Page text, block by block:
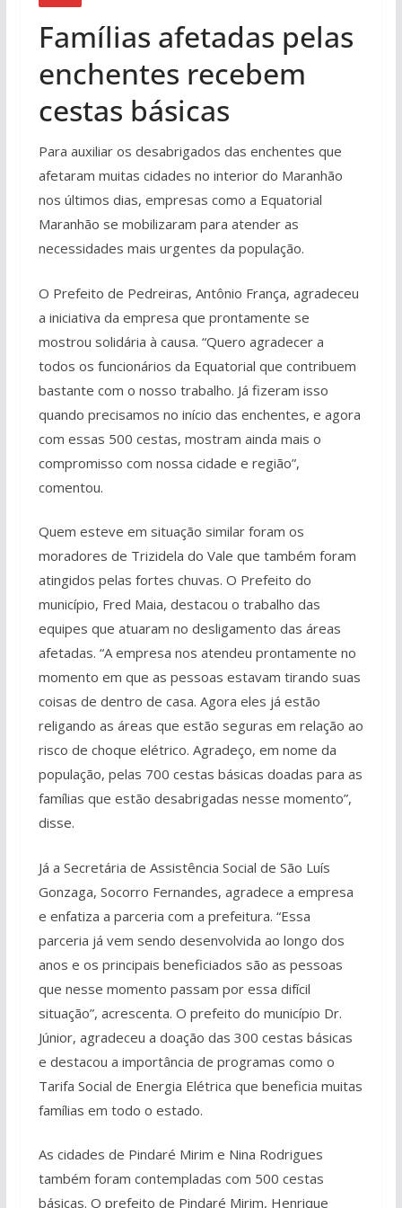
Famílias afetadas pelas
enchentes recebem
cestas básicas
Para auxiliar os desabrigados das enchentes que
afetaram muitas cidades no interior do Maranhão
nos últimos dias, empresas como a Equatorial
Maranhão se mobilizaram para atender as
necessidades mais urgentes da população.
O Prefeito de Pedreiras, Antônio França, agradeceu
a iniciativa da empresa que prontamente se
mostrou solidária à causa. “Quero agradecer a
todos os funcionários da Equatorial que contribuem
bastante com o nosso trabalho. Já fizeram isso
quando precisamos no início das enchentes, e agora
com essas 500 cestas, mostram ainda mais o
compromisso com nossa cidade e região”,
comentou.
Quem esteve em situação similar foram os
moradores de Trizidela do Vale que também foram
atingidos pelas fortes chuvas. O Prefeito do
município, Fred Maia, destacou o trabalho das
equipes que atuaram no desligamento das áreas
afetadas. “A empresa nos atendeu prontamente no
momento em que as pessoas estavam tirando suas
coisas de dentro de casa. Agora eles já estão
religando as áreas que estão seguras em relação ao
risco de choque elétrico. Agradeço, em nome da
população, pelas 700 cestas básicas doadas para as
famílias que estão desabrigadas nesse momento”,
disse.
Já a Secretária de Assistência Social de São Luís
Gonzaga, Socorro Fernandes, agradece a empresa
e enfatiza a parceria com a prefeitura. “Essa
parceria já vem sendo desenvolvida ao longo dos
anos e os principais beneficiados são as pessoas
que nesse momento passam por essa difícil
situação”, acrescenta. O prefeito do município Dr.
Júnior, agradeceu a doação das 300 cestas básicas
e destacou a importância de programas como o
Tarifa Social de Energia Elétrica que beneficia muitas
famílias em todo o estado.
As cidades de Pindaré Mirim e Nina Rodrigues
também foram contempladas com 500 cestas
básicas. O prefeito de Pindaré Mirim, Henrique